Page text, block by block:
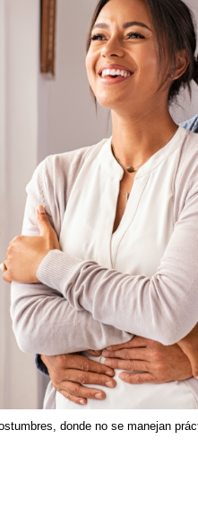
donde no se manejan